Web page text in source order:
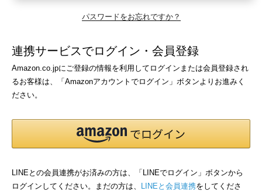
パスワードをお忘れですか？
連携サービスでログイン・会員登録
Amazon.co.jpにご登録の情報を利用してログインまたは会員登録され
るお客様は、「Amazonアカウントでログイン」ボタンよりお進みく
ださい。
LINEとの会員連携がお済みの方は、「LINEでログイン」ボタンから
ログインしてください。まだの方は、
LINEと会員連携をしてくださ